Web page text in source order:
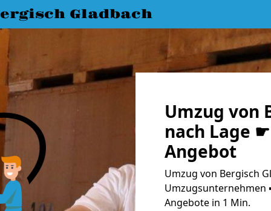
Gladbach
Umzug von
nach Lage
Angebot
Umzug von Bergisch
Umzugsunternehmen
Angebote in 1 Min.